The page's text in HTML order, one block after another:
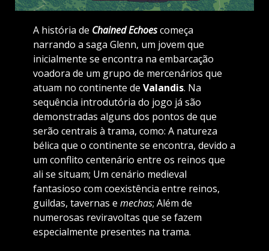
A história de Chained Echoescomeça
narrando a saga Glenn, um jovem que
inicialmente se encontra na embarcação
voadora de um grupo de mercenários que
atuam no continente de Valandis. Na
sequência introdutória do jogo já são
demonstradas alguns dos pontos de que
serão centrais à trama, como: A natureza
bélica que o continente se encontra, devido a
um conflito centenário entre os reinos que
ali se situam; Um cenário medieval
fantasioso com coexistência entre reinos,
guildas, tavernas e mechas; Além de
numerosas reviravoltas que se fazem
especialmente presentes na trama.